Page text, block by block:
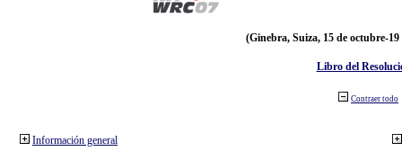
(Ginebra, Suiza, 15 de octubre-19
Libro del
Contraer todo
Información general